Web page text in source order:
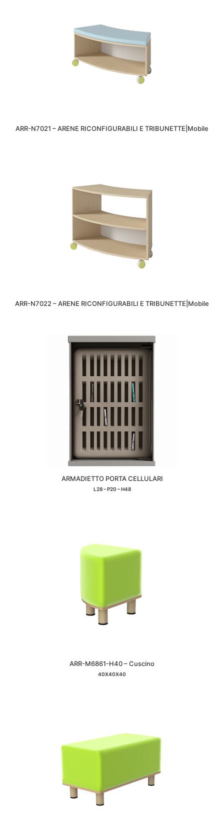
ARR-N7021 – ARENE RICONFIGURABILI E TRIBUNETTE|Mobile
ARR-N7022 – ARENE RICONFIGURABILI E TRIBUNETTE|Mobile
ARMADIETTO PORTA CELLULARI
L28 – P20 – H48
ARR-M6861-H40 – Cuscino
40X40X40